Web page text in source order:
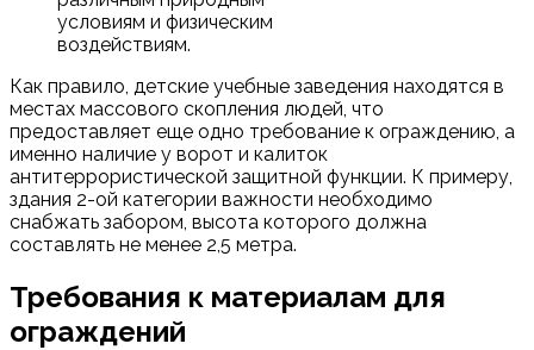
условиям и физическим
воздействиям.
Как правило, детские учебные заведения находятся в
местах массового скопления людей, что
предоставляет еще одно требование к ограждению, а
именно наличие у ворот и калиток
антитеррористической защитной функции. К примеру,
здания 2-ой категории важности необходимо
снабжать забором, высота которого должна
составлять не менее 2,5 метра.
Требования к материалам для
ограждений